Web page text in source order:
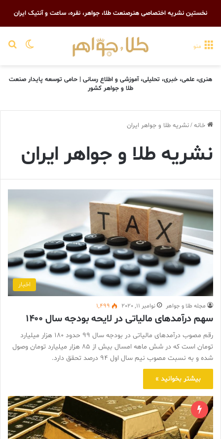
نخستین نشریه اختصاصی هنرصنعت طلا، جواهر، نقره، ساعت و آنتیک ایران
تغییر منو
هنری، علمی، خبری، تحلیلی، آموزشی و اطلاع رسانی | حامی توسعه پایدار صنعت
طلا و جواهر کشور
خانه/نشریه طلا و جواهر ایران
نشریه طلا و جواهر ایران
اخبار
مجله طلا و جواهر نوامبر 11, 2020 1,499
سهم درآمدهای مالیاتی در لایحه بودجه سال ۱۴۰۰
رقم مصوب درآمدهای مالیاتی در بودجه سال 99 حدود 180 هزار میلیارد
تومان است که در شش ماهه امسال بیش از 85 هزار میلیارد تومان وصول
شده و به نسبت مصوب نیم سال اول 94 درصد تحقق دارد.
بیشتر بخوانید »